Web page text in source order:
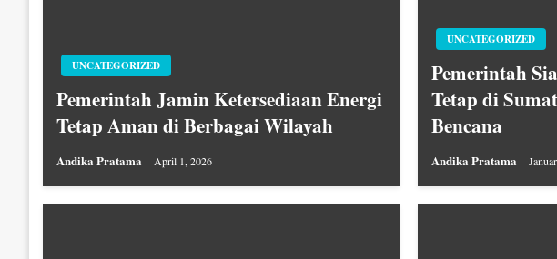
UNCATEGORIZED
Pemerintah Jamin Ketersediaan Energi
Tetap Aman di Berbagai Wilayah
Andika Pratama April 1, 2026
UNCATEGORIZED
Pemerintah
Tetap di
Bencana
Andika Pratama